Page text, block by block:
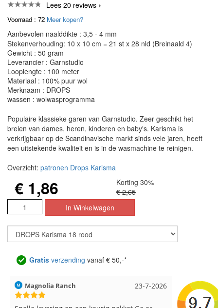
Lees 20 reviews
Voorraad : 72 Meer kopen?
Aanbevolen naalddikte : 3,5 - 4 mm
Stekenverhouding: 10 x 10 cm = 21 st x 28 nld (Breinaald 4)
Gewicht : 50 gram
Leverancier : Garnstudio
Looplengte : 100 meter
Materiaal : 100% puur wol
Merknaam : DROPS
wassen : wolwasprogramma
Populaire klassieke garen van Garnstudio. Zeer geschikt het
breien van dames, heren, kinderen en baby's. Karisma is
verkrijgbaar op de Scandinavische markt sinds vele jaren, heeft
een uitstekende kwaliteit en is in de wasmachine te reinigen.
Overzicht: patronen Drops Karisma
€ 1,86
Korting 30%
€ 2,65
Gratis verzending vanaf € 50,-*
17-7-2026
Hilde uit Loyers Loes uit